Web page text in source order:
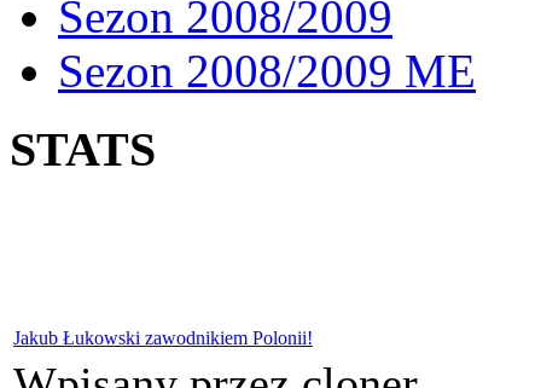
Sezon 2008/2009
Sezon 2008/2009 ME
STATS
Jakub Łukowski zawodnikiem Polonii!